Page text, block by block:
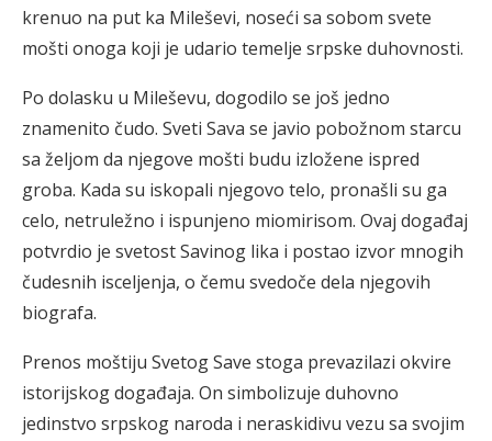
krenuo na put ka Mileševi, noseći sa sobom svete
mošti onoga koji je udario temelje srpske duhovnosti.
Po dolasku u Mileševu, dogodilo se još jedno
znamenito čudo. Sveti Sava se javio pobožnom starcu
sa željom da njegove mošti budu izložene ispred
groba. Kada su iskopali njegovo telo, pronašli su ga
celo, netruležno i ispunjeno miomirisom. Ovaj događaj
potvrdio je svetost Savinog lika i postao izvor mnogih
čudesnih isceljenja, o čemu svedoče dela njegovih
biografa.
Prenos moštiju Svetog Save stoga prevazilazi okvire
istorijskog događaja. On simbolizuje duhovno
jedinstvo srpskog naroda i neraskidivu vezu sa svojim